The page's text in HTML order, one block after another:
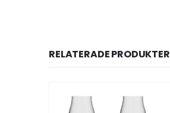
RELATERADE PRODUKTER